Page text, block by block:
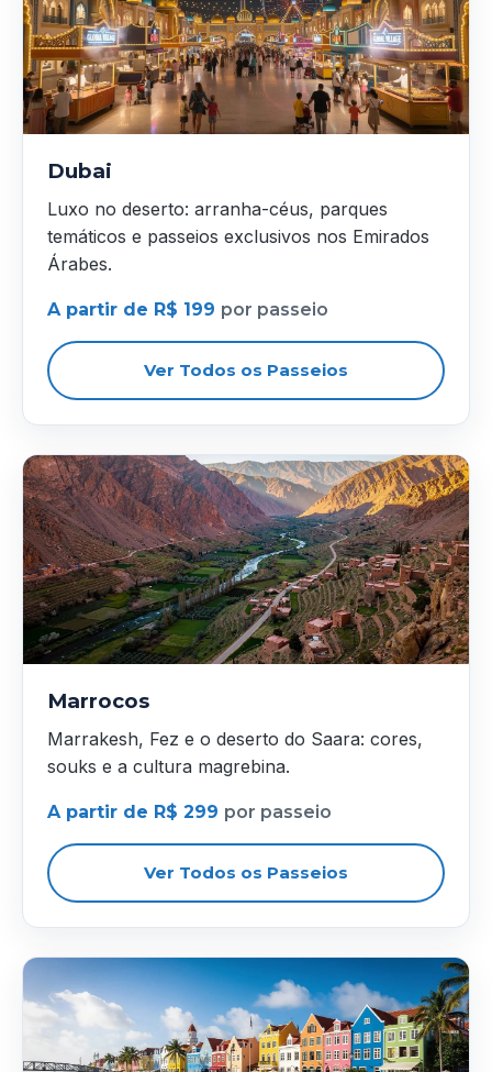
Dubai
Luxo no deserto: arranha-céus, parques
temáticos e passeios exclusivos nos Emirados
Árabes.
A partir de R$ 199 por passeio
Ver Todos os Passeios
Marrocos
Marrakesh, Fez e o deserto do Saara: cores,
souks e a cultura magrebina.
A partir de R$ 299 por passeio
Ver Todos os Passeios